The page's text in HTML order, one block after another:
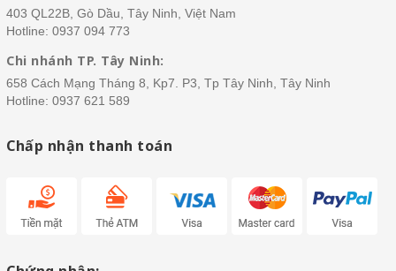
403 QL22B, Gò Dầu, Tây Ninh, Việt Nam
Hotline: 0937 094 773
Chi nhánh TP. Tây Ninh:
658 Cách Mạng Tháng 8, Kp7. P3, Tp Tây Ninh, Tây Ninh
Hotline: 0937 621 589
Chấp nhận thanh toán